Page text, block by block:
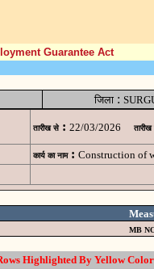
Guarantee Act
जिला:
तारीख से : 22/03/2026 तारीख
कार्य का नाम : Construction of
MB
Highlighted By Yellow